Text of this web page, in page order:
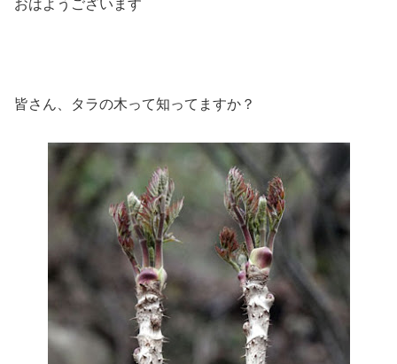
おはようございます
皆さん、タラの木って知ってますか？